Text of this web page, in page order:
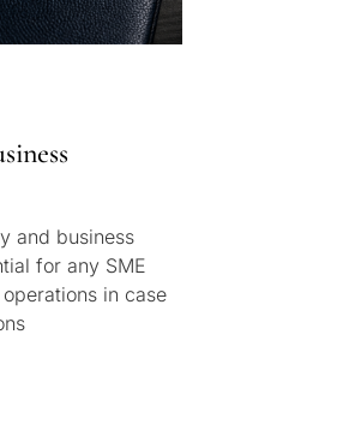
and business
for any SME
in case